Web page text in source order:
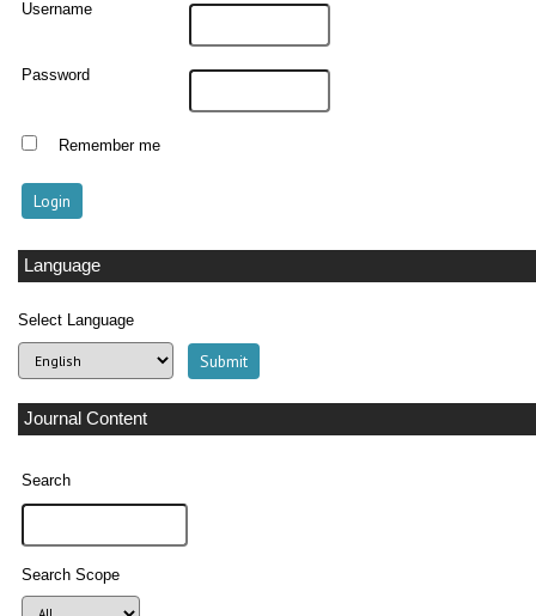
Username
Password
Remember me
Language
Select Language
Journal Content
Search
Search Scope